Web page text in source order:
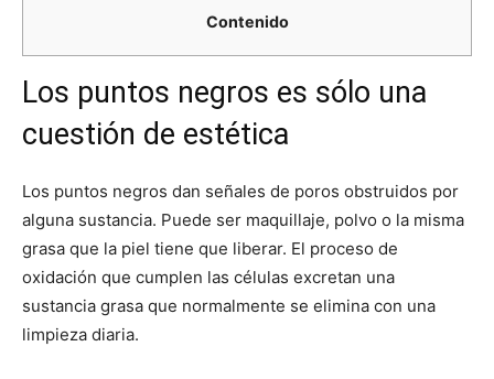
Contenido
Los puntos negros es sólo una
cuestión de estética
Los puntos negros dan señales de poros obstruidos por
alguna sustancia. Puede ser maquillaje, polvo o la misma
grasa que la piel tiene que liberar. El proceso de
oxidación que cumplen las células excretan una
sustancia grasa que normalmente se elimina con una
limpieza diaria.